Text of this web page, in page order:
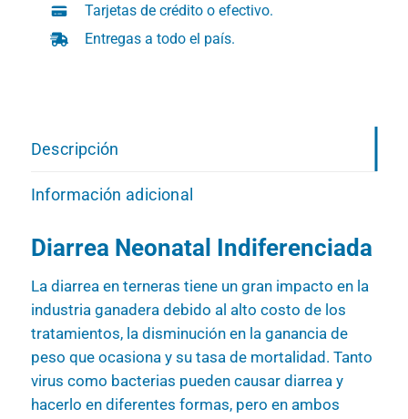
Tarjetas de crédito o efectivo.
Entregas a todo el país.
Descripción
Información adicional
Diarrea Neonatal Indiferenciada
La diarrea en terneras tiene un gran impacto en la
industria ganadera debido al alto costo de los
tratamientos, la disminución en la ganancia de
peso que ocasiona y su tasa de mortalidad. Tanto
virus como bacterias pueden causar diarrea y
hacerlo en diferentes formas, pero en ambos